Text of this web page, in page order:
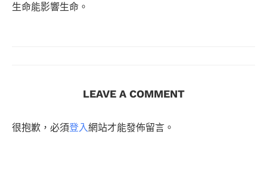
生命能影響生命。
LEAVE A COMMENT
很抱歉，必須登入網站才能發佈留言。